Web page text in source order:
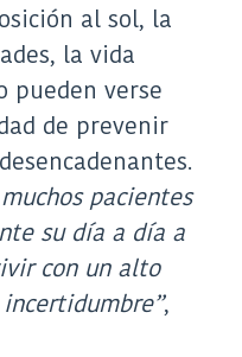
al sol, la
la vida
pueden verse
de prevenir
pacientes
su día a día a
con un alto
,